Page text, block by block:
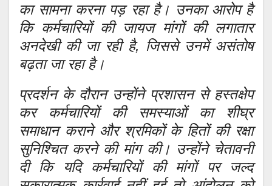
का सामना करना पड़ रहा है। उनका आरोप है
कि कर्मचारियों की जायज मांगों की लगातार
अनदेखी की जा रही है, जिससे उनमें असंतोष
बढ़ता जा रहा है।
प्रदर्शन के दौरान उन्होंने प्रशासन से हस्तक्षेप
कर कर्मचारियों की समस्याओं का शीघ्र
समाधान कराने और श्रमिकों के हितों की रक्षा
सुनिश्चित करने की मांग की। उन्होंने चेतावनी
दी कि यदि कर्मचारियों की मांगों पर जल्द